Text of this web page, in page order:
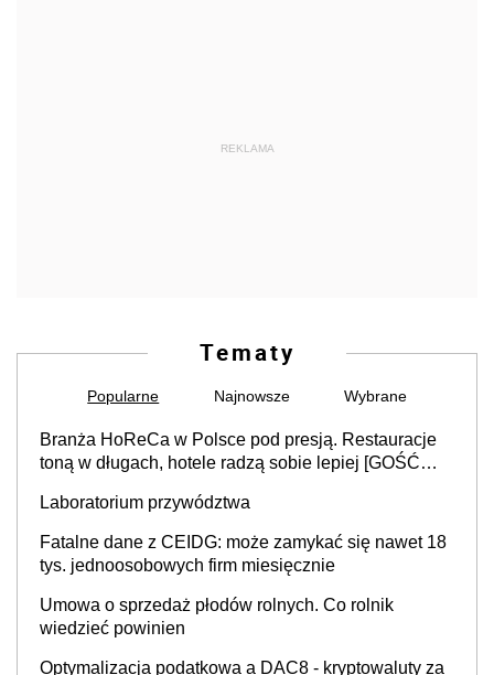
REKLAMA
Tematy
Popularne Najnowsze Wybrane
Branża HoReCa w Polsce pod presją. Restauracje
toną w długach, hotele radzą sobie lepiej [GOŚĆ
Laboratorium przywództwa
Fatalne dane z CEIDG: może zamykać się nawet 18
tys. jednoosobowych firm miesięcznie
Umowa o sprzedaż płodów rolnych. Co rolnik
wiedzieć powinien
Optymalizacja podatkowa a DAC8 - kryptowaluty za